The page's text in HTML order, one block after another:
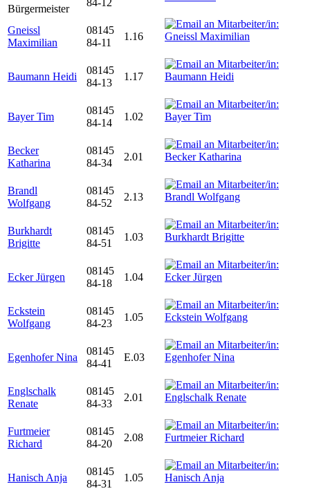
Bürgermeister
84-12
Gneissl
Maximilian
08145
84-11
1.16
Baumann Heidi
08145
84-13
1.17
Bayer Tim
08145
84-14
1.02
Becker
Katharina
08145
84-34
2.01
Brandl
Wolfgang
08145
84-52
2.13
Burkhardt
Brigitte
08145
84-51
1.03
Ecker Jürgen
08145
84-18
1.04
Eckstein
Wolfgang
08145
84-23
1.05
Egenhofer Nina
08145
84-41
E.03
Englschalk
Renate
08145
84-33
2.01
Furtmeier
Richard
08145
84-20
2.08
Hanisch Anja
08145
84-31
1.05